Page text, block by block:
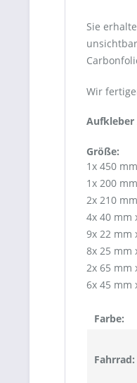
Sie
Wir
Aufkleber
Größe:
1x 450
1x 200
2x 210
4x 40 mm
9x 22 mm
8x 25 mm
2x 65 mm
6x 45 mm
Farbe:
Fahrrad: